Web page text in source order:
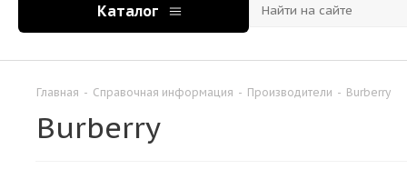
Каталог
Главная - Справочная информация - Производители - Burberry
Burberry